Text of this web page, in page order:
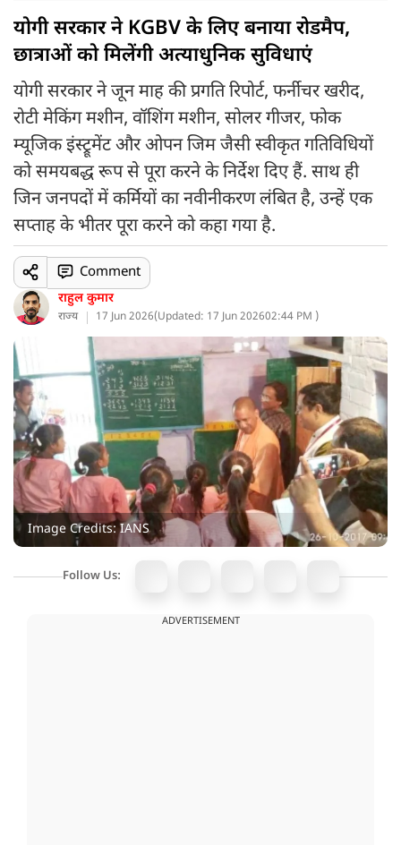
योगी सरकार ने KGBV के लिए बनाया रोडमैप,
छात्राओं को मिलेंगी अत्याधुनिक सुविधाएं
योगी सरकार ने जून माह की प्रगति रिपोर्ट, फर्नीचर खरीद,
रोटी मेकिंग मशीन, वॉशिंग मशीन, सोलर गीजर, फोक
म्यूजिक इंस्ट्रूमेंट और ओपन जिम जैसी स्वीकृत गतिविधियों
को समयबद्ध रूप से पूरा करने के निर्देश दिए हैं. साथ ही
जिन जनपदों में कर्मियों का नवीनीकरण लंबित है, उन्हें एक
सप्ताह के भीतर पूरा करने को कहा गया है.
राहुल कुमार
राज्य 17 Jun 2026(Updated: 17 Jun 202602:44 PM )
Comment
Image Credits: IANS
Follow Us:
ADVERTISEMENT